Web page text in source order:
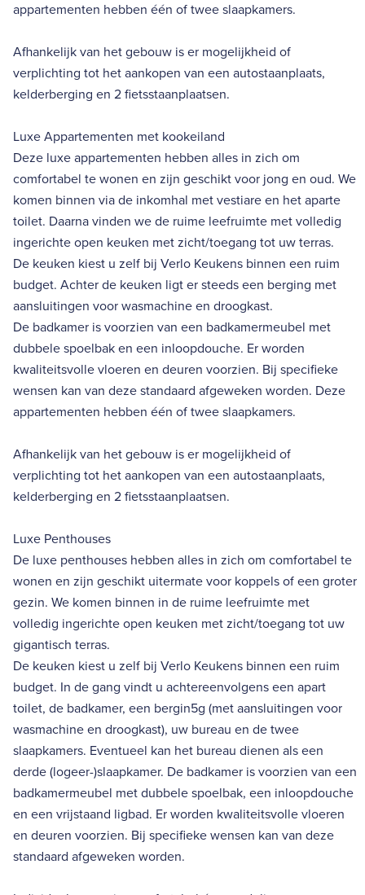
appartementen hebben één of twee slaapkamers.
Afhankelijk van het gebouw is er mogelijkheid of
verplichting tot het aankopen van een autostaanplaats,
kelderberging en 2 fietsstaanplaatsen.
Luxe Appartementen met kookeiland
Deze luxe appartementen hebben alles in zich om
comfortabel te wonen en zijn geschikt voor jong en oud. We
komen binnen via de inkomhal met vestiare en het aparte
toilet. Daarna vinden we de ruime leefruimte met volledig
ingerichte open keuken met zicht/toegang tot uw terras.
De keuken kiest u zelf bij Verlo Keukens binnen een ruim
budget. Achter de keuken ligt er steeds een berging met
aansluitingen voor wasmachine en droogkast.
De badkamer is voorzien van een badkamermeubel met
dubbele spoelbak en een inloopdouche. Er worden
kwaliteitsvolle vloeren en deuren voorzien. Bij specifieke
wensen kan van deze standaard afgeweken worden. Deze
appartementen hebben één of twee slaapkamers.
Afhankelijk van het gebouw is er mogelijkheid of
verplichting tot het aankopen van een autostaanplaats,
kelderberging en 2 fietsstaanplaatsen.
Luxe Penthouses
De luxe penthouses hebben alles in zich om comfortabel te
wonen en zijn geschikt uitermate voor koppels of een groter
gezin. We komen binnen in de ruime leefruimte met
volledig ingerichte open keuken met zicht/toegang tot uw
gigantisch terras.
De keuken kiest u zelf bij Verlo Keukens binnen een ruim
budget. In de gang vindt u achtereenvolgens een apart
toilet, de badkamer, een bergin5g (met aansluitingen voor
wasmachine en droogkast), uw bureau en de twee
slaapkamers. Eventueel kan het bureau dienen als een
derde (logeer-)slaapkamer. De badkamer is voorzien van een
badkamermeubel met dubbele spoelbak, een inloopdouche
en een vrijstaand ligbad. Er worden kwaliteitsvolle vloeren
en deuren voorzien. Bij specifieke wensen kan van deze
standaard afgeweken worden.